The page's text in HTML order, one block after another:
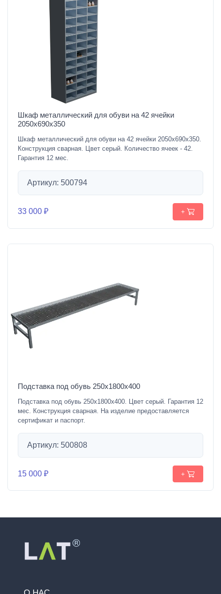
Шкаф металлический для обуви на 42 ячейки
2050х690х350
Шкаф металлический для обуви на 42 ячейки 2050х690х350.
Конструкция сварная. Цвет серый. Количество ячеек - 42.
Гарантия 12 мес.
Артикул: 500794
33 000 ₽ +
Подставка под обувь 250х1800х400
Подставка под обувь 250х1800х400. Цвет серый. Гарантия 12
мес. Конструкция сварная. На изделие предоставляется
сертификат и паспорт.
Артикул: 500808
15 000 ₽ +